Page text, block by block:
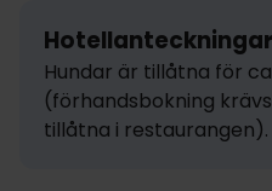
Hotellanteckningar
Hundar är tillåtna för
(förhandsbokning
tillåtna i restaurangen).